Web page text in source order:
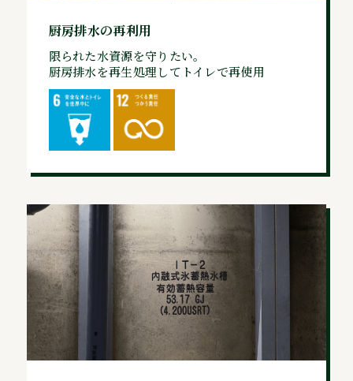
厨房排水の再利用
限られた水資源を守りたい。
厨房排水を再生処理してトイレで再使用